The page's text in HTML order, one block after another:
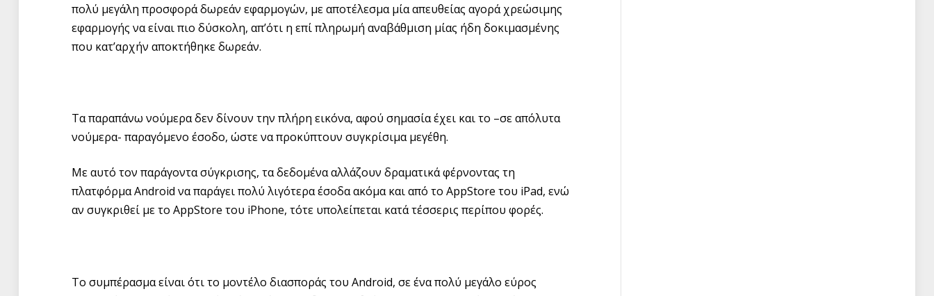
πολύ μεγάλη προσφορά δωρεάν εφαρμογών, με αποτέλεσμα μία απευθείας αγορά χρεώσιμης
εφαρμογής να είναι πιο δύσκολη, απ’ότι η επί πληρωμή αναβάθμιση μίας ήδη δοκιμασμένης
που κατ’αρχήν αποκτήθηκε δωρεάν.
Τα παραπάνω νούμερα δεν δίνουν την πλήρη εικόνα, αφού σημασία έχει και το –σε απόλυτα
νούμερα- παραγόμενο έσοδο, ώστε να προκύπτουν συγκρίσιμα μεγέθη.
Με αυτό τον παράγοντα σύγκρισης, τα δεδομένα αλλάζουν δραματικά φέρνοντας τη
πλατφόρμα Android να παράγει πολύ λιγότερα έσοδα ακόμα και από το AppStore του iPad, ενώ
αν συγκριθεί με το AppStore του iPhone, τότε υπολείπεται κατά τέσσερις περίπου φορές.
Το συμπέρασμα είναι ότι το μοντέλο διασποράς του Android, σε ένα πολύ μεγάλο εύρος